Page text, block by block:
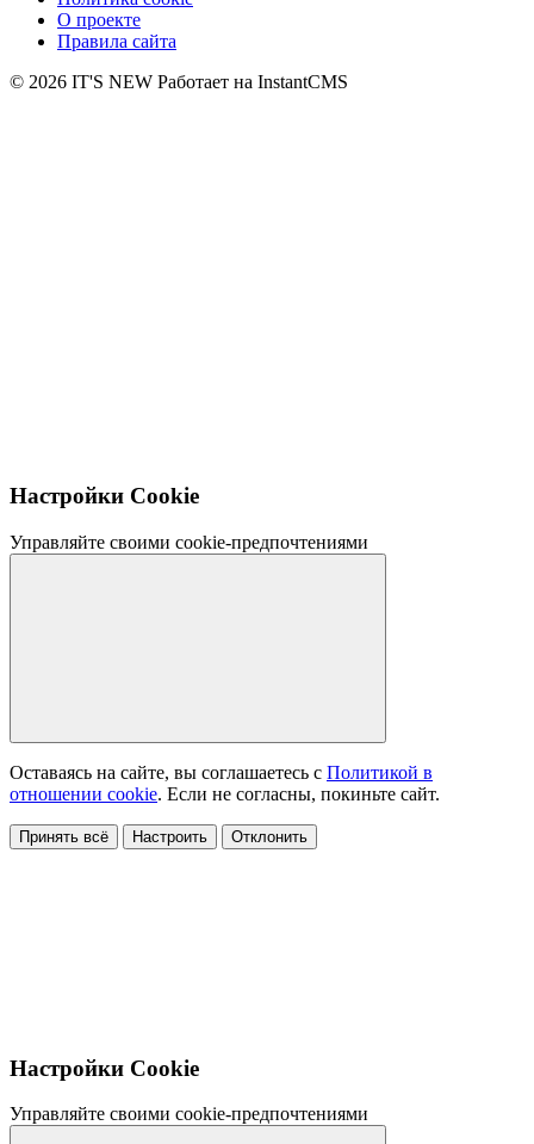
О проекте
Правила сайта
© 2026 IT'S NEW Работает на InstantCMS
Настройки Cookie
Управляйте своими cookie-предпочтениями
Оставаясь на сайте, вы соглашаетесь с Политикой в
отношении cookie. Если не согласны, покиньте сайт.
Принять всё Настроить Отклонить
Настройки Cookie
Управляйте своими cookie-предпочтениями